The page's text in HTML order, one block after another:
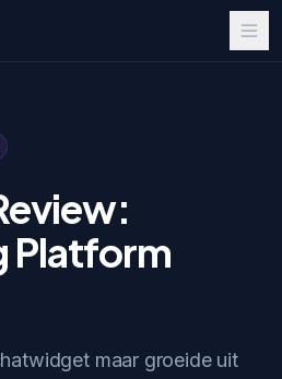
Platform
maar groeide uit